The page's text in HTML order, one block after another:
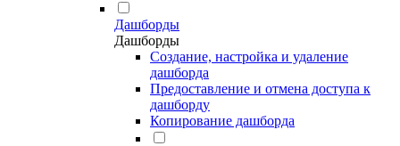
Дашборды
Дашборды
Создание, настройка и удаление
дашборда
Предоставление и отмена доступа к
дашборду
Копирование дашборда